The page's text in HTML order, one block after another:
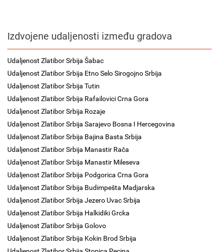
Izdvojene udaljenosti između gradova
Udaljenost Zlatibor Srbija Šabac
Udaljenost Zlatibor Srbija Etno Selo Sirogojno Srbija
Udaljenost Zlatibor Srbija Tutin
Udaljenost Zlatibor Srbija Rafailovici Crna Gora
Udaljenost Zlatibor Srbija Rozaje
Udaljenost Zlatibor Srbija Sarajevo Bosna I Hercegovina
Udaljenost Zlatibor Srbija Bajina Basta Srbija
Udaljenost Zlatibor Srbija Manastir Rača
Udaljenost Zlatibor Srbija Manastir Mileseva
Udaljenost Zlatibor Srbija Podgorica Crna Gora
Udaljenost Zlatibor Srbija Budimpešta Madjarska
Udaljenost Zlatibor Srbija Jezero Uvac Srbija
Udaljenost Zlatibor Srbija Halkidiki Grcka
Udaljenost Zlatibor Srbija Golovo
Udaljenost Zlatibor Srbija Kokin Brod Srbija